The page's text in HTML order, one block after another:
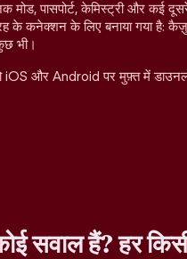
मोड, पासपोर्ट, केमिस्ट्री और कई
के कनेक्शन के लिए बनाया गया है:
भी।
iOS और Android पर मुफ़्त में
सवाल हैं? हर